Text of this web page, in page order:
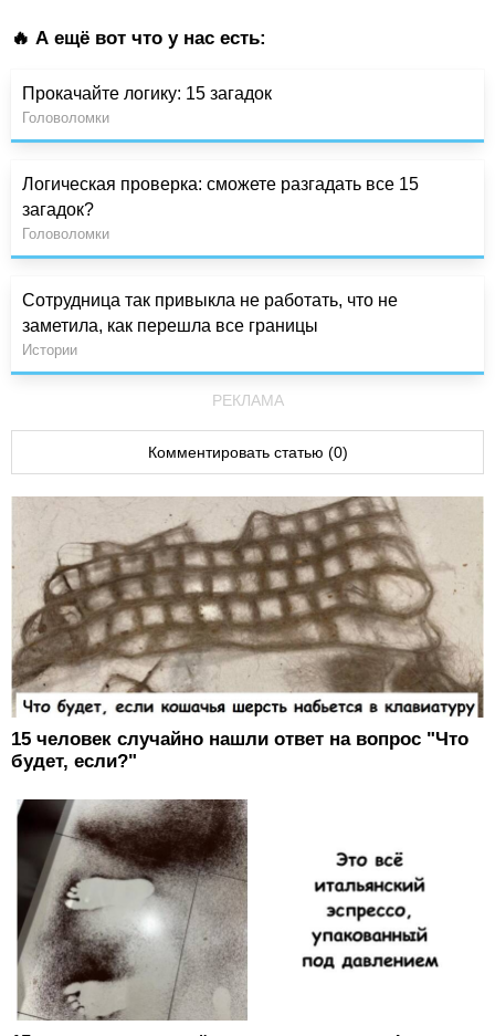
🔥 А ещё вот что у нас есть:
Прокачайте логику: 15 загадок
Головоломки
Логическая проверка: сможете разгадать все 15
загадок?
Головоломки
Сотрудница так привыкла не работать, что не
заметила, как перешла все границы
Истории
РЕКЛАМА
Комментировать статью (0)
15 человек случайно нашли ответ на вопрос "Что
будет, если?"